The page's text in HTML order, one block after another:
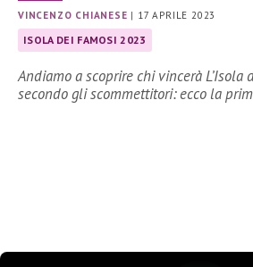
VINCENZO CHIANESE | 17 APRILE 2023
ISOLA DEI FAMOSI 2023
Andiamo a scoprire chi vincerà L’Isola
secondo gli scommettitori: ecco la